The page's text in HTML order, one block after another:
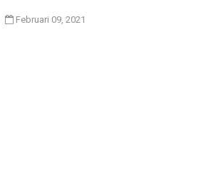
Februari 09, 2021